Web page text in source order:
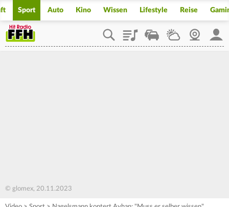
Sport Auto Kino Wissen Lifestyle Reise
PlaylistStaupilotWetterWebcam
© glomex, 20.11.2023